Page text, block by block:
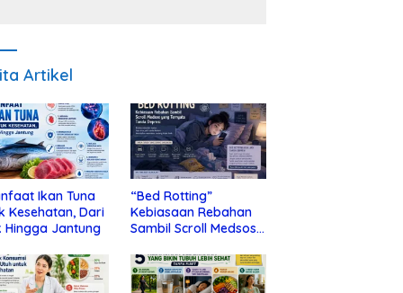
Artikel
Ikan Tuna
Kesehatan, Dari
Hingga Jantung
“Bed Rotting”
Kebiasaan Rebahan
Sambil Scroll Medsos
Depresi